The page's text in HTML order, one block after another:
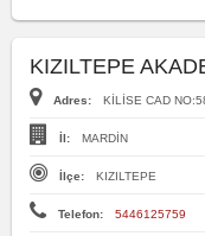
KIZILTEPE
Adres: KİLİSE CAD
İl: MARDİN
İlçe: KIZILTEPE
Telefon: 5446125759